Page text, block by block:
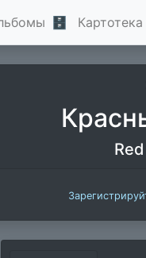
🗄 Картотека